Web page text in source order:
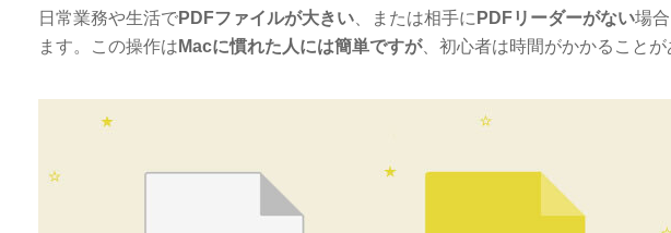
日常業務や生活でPDFファイルが大きい 、または相手に PDFリーダーがない場
ます。この操作は Macに慣れた人には簡単ですが、初心者は時間がかかることが